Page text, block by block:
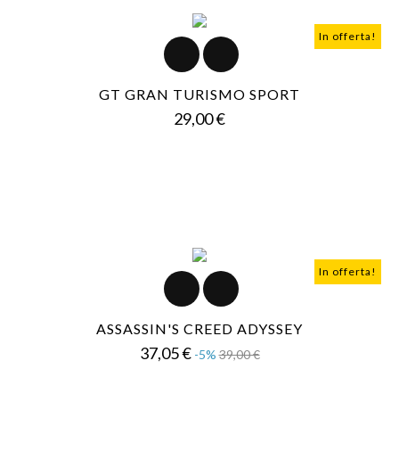
In offerta!
GT GRAN TURISMO SPORT
29,00 €Prezzo
In offerta!
ASSASSIN'S CREED ADYSSEY
37,05 € Prezzo
-5% 39,00 €Prezzo